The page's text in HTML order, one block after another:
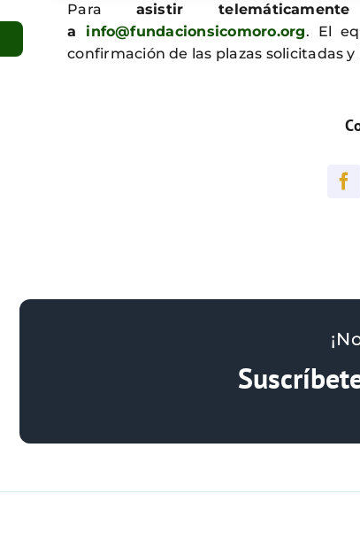
Para asistir telemáticamente
a
info@fundacionsicomoro.org. El
confirmación de las plazas solicitadas